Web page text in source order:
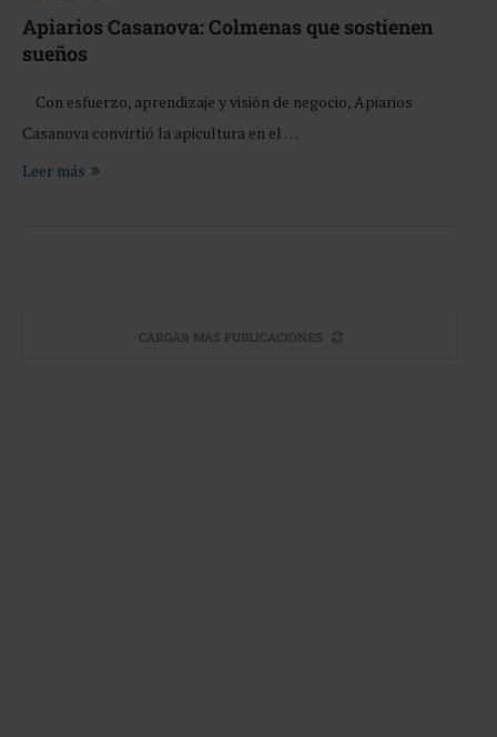
Apiarios Casanova: Colmenas que sostienen
sueños
Con esfuerzo, aprendizaje y visión de negocio, Apiarios
Casanova convirtió la apicultura en el …
Leer más
CARGAR MÁS PUBLICACIONES